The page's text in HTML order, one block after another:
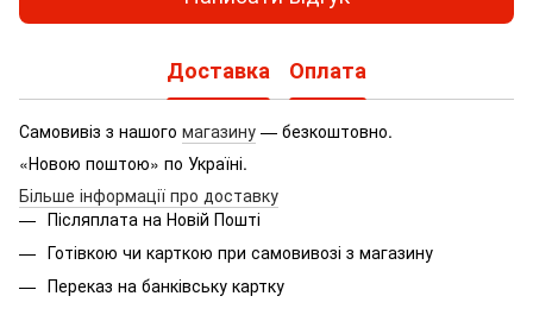
Доставка Оплата
Самовивіз з нашого магазину — безкоштовно.
«Новою поштою» по Україні.
Більше інформації про доставку
Післяплата на Новій Пошті
Готівкою чи карткою при самовивозі з магазину
Переказ на банківську картку